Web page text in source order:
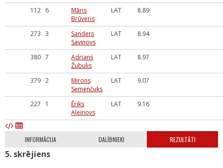
112 6
Māris
Brūveris
LAT 8.89
273 3
Sanders
Savinovs
LAT 8.94
380 7
Adrians
Žubulis
LAT 8.97
379 2
Mirons
Semenčuks
LAT 9.07
227 1
Ēriks
Aleinovs
LAT 9.16
INFORMĀCIJA DALĪBNIEKI REZULTĀTI
5. skrējiens